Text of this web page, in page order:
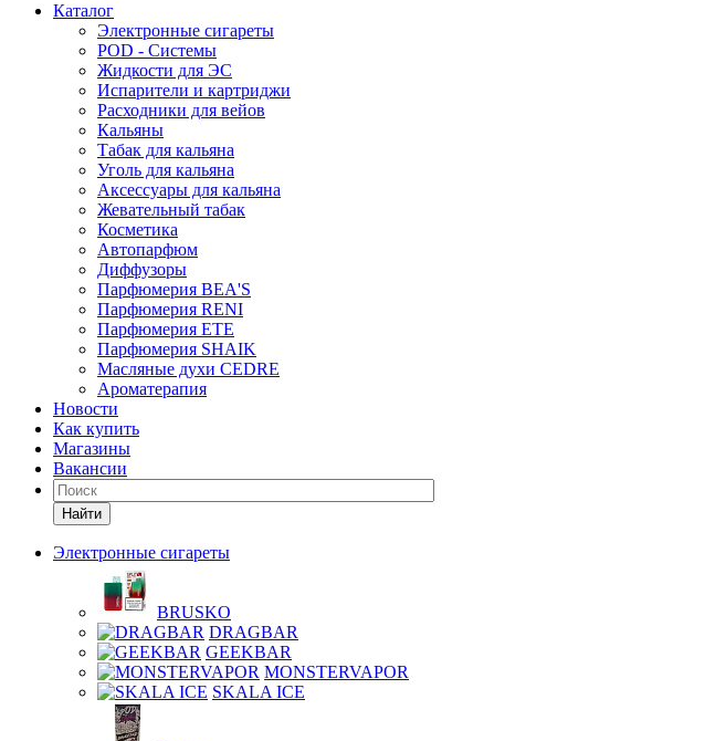
Каталог
Электронные сигареты
POD - Системы
Жидкости для ЭС
Испарители и картриджи
Расходники для вейов
Кальяны
Табак для кальяна
Уголь для кальяна
Аксессуары для кальяна
Жевательный табак
Косметика
Автопарфюм
Диффузоры
Парфюмерия BEA'S
Парфюмерия RENI
Парфюмерия ETE
Парфюмерия SHAIK
Масляные духи CEDRE
Ароматерапия
Новости
Как купить
Магазины
Вакансии
Найти
Электронные сигареты
BRUSKO
DRAGBAR
GEEKBAR
MONSTERVAPOR
SKALA ICE